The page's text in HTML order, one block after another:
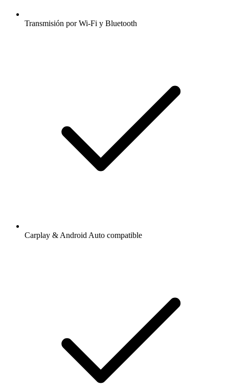
Transmisión por Wi-Fi y Bluetooth
Carplay & Android Auto compatible